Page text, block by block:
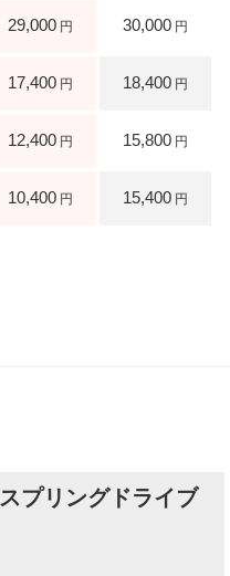
29,000 30,000
17,400 18,400
12,400 15,800
10,400 15,400
プリングドライブ